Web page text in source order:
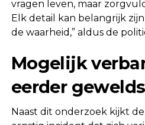
vragen leven, maar
Elk detail kan belangrijk
de waarheid,” aldus de
Mogelijk
eerder
Naast dit onderzoek kijkt